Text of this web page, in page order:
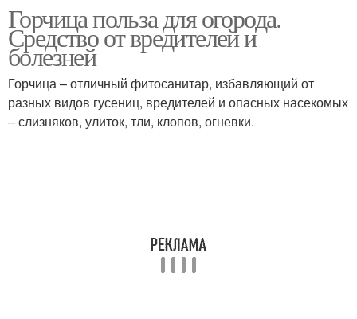
ландшафтном дизайне
Полевые растения
Горчица польза для огорода.
Средство от вредителей и
болезней
Горчица – отличный фитосанитар, избавляющий от
разных видов гусениц, вредителей и опасных насекомых
– слизняков, улиток, тли, клопов, огневки.